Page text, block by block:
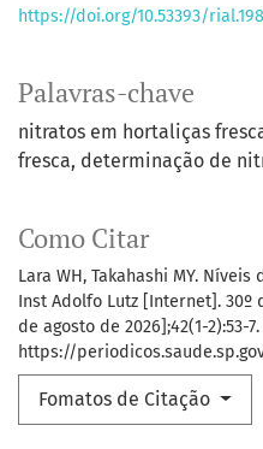
Palavras-chave
nitratos em hortaliças
fresca determinação de
Como Citar
Lara WH, Takahashi MY.
Inst Adolfo Lutz [Internet]. 30º
de agosto de 2026];42(1-2):53-
https://
Fomatos de Citação
https://doi.org/10.53393/